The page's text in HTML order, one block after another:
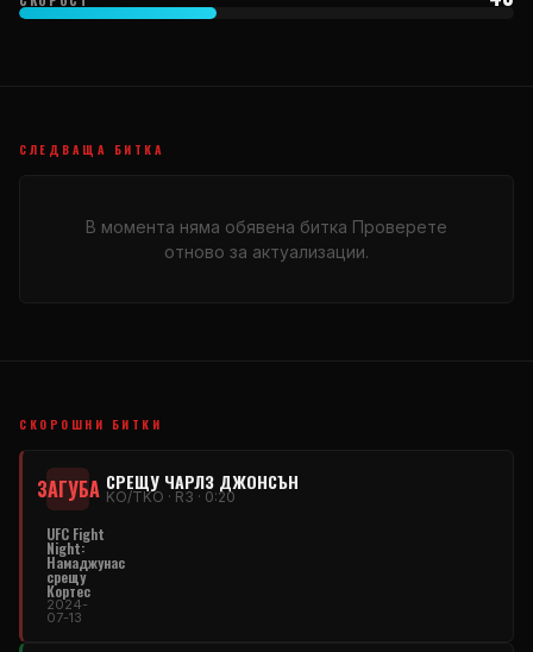
СЛЕДВАЩА БИТКА
В момента няма обявена битка Проверете
отново за актуализации.
СКОРОШНИ БИТКИ
ЗАГУБА СРЕЩУ ЧАРЛЗ ДЖОНСЪН
KO/TKO · R3 · 0:20
UFC Fight
Night:
Намаджунас
срещу
Кортес
2024-
07-13